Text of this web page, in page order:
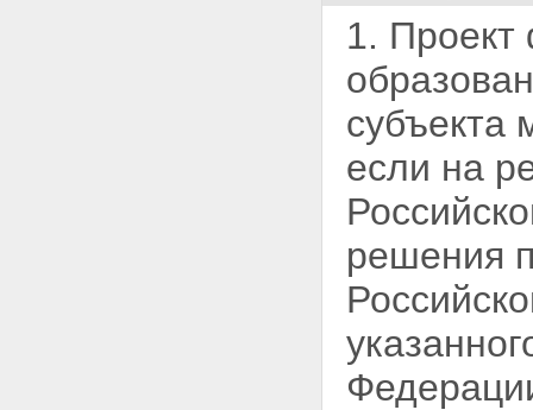
1. Проект
субъекта
если на
решения